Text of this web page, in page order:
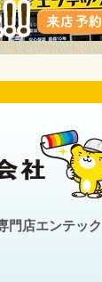
門店エンテック